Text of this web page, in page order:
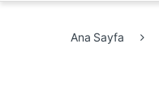
Ana Sayfa